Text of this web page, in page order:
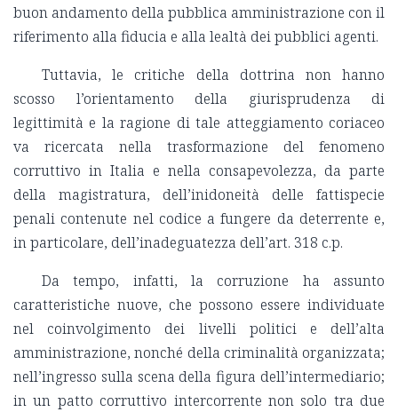
buon andamento della pubblica amministrazione con il
riferimento alla fiducia e alla lealtà dei pubblici agenti.
Tuttavia, le critiche della dottrina non hanno
scosso l’orientamento della giurisprudenza di
legittimità e la ragione di tale atteggiamento coriaceo
va ricercata nella trasformazione del fenomeno
corruttivo in Italia e nella consapevolezza, da parte
della magistratura, dell’inidoneità delle fattispecie
penali contenute nel codice a fungere da deterrente e,
in particolare, dell’inadeguatezza dell’art. 318 c.p.
Da tempo, infatti, la corruzione ha assunto
caratteristiche nuove, che possono essere individuate
nel coinvolgimento dei livelli politici e dell’alta
amministrazione, nonché della criminalità organizzata;
nell’ingresso sulla scena della figura dell’intermediario;
in un patto corruttivo intercorrente non solo tra due